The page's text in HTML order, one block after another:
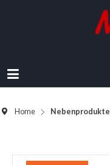
Home Nebenprodukte